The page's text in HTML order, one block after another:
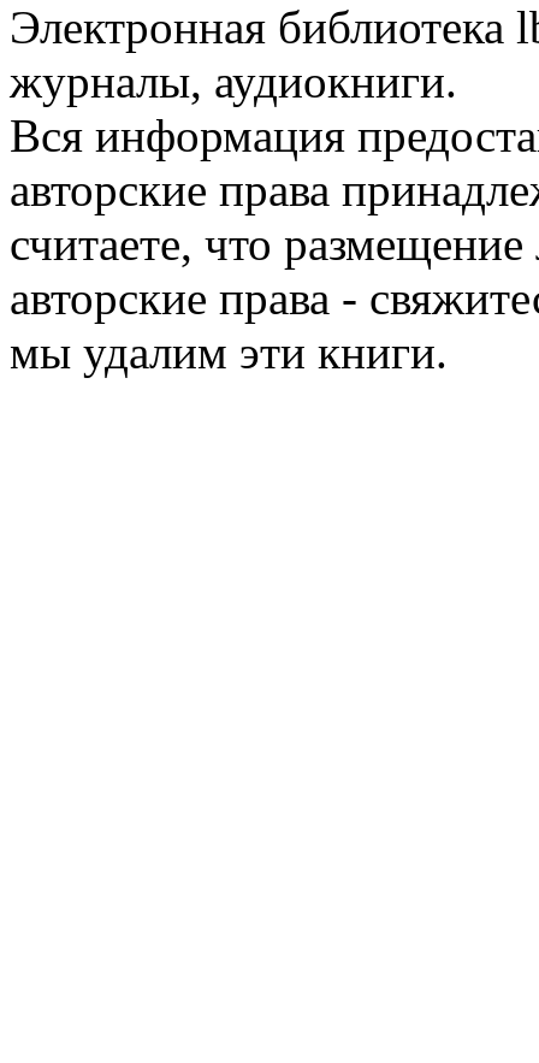
Электронная библиотека
журналы, аудиокниги.
Вся информация
авторские права
считаете, что
авторские права -
мы удалим эти книги.